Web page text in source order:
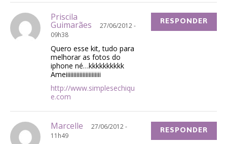
Priscila
Guimarães
27/06/2012 -
09h38
Quero esse kit, tudo para
melhorar as fotos do
iphone né…kkkkkkkkkk
Ameiiiiiiiiiiiiiiiiiiiiiii
http://www.simplesechiqu
e.com
RESPONDER
Marcelle
27/06/2012 -
11h49
RESPONDER